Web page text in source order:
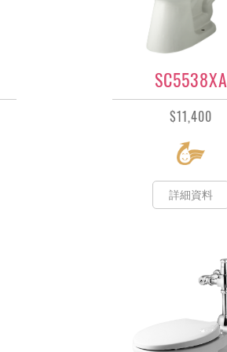
SC5538XA
$11,400
詳細資料